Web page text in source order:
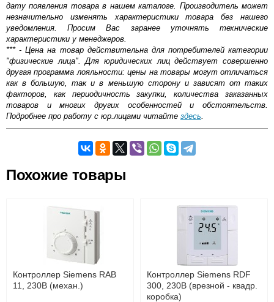
дату появления товара в нашем каталоге. Производитель может
незначительно изменять характеристики товара без нашего
уведомления. Просим Вас заранее уточнять технические
характеристики у менеджеров.
*** - Цена на товар действительна для потребителей категории
"физические лица". Для юридических лиц действует совершенно
другая программа лояльности: цены на товары могут отличаться
как в большую, так и в меньшую сторону и зависят от таких
факторов, как периодичность закупки, количества заказанных
товаров и многих других особенностей и обстоятельств.
Подробнее про работу с юр.лицами читайте здесь.
Оставьте отзыв
Доставка сантехники по Москве и Московской области
Наличный расчёт
Банковской картой на сайте в режиме реального
времени
Банковской картой при получении товара как при
доставке, так и самовывозом
Интернет-деньгами (Yandex-деньги, Web-money,
Qiwi-кошельки и другие).
Безналичный расчёт (возможно и с НДС)
Похожие товары
Контроллер Siemens RAB
11, 230В (механ.)
Контроллер Siemens RDF
300, 230В (врезной - квадр.
коробка)